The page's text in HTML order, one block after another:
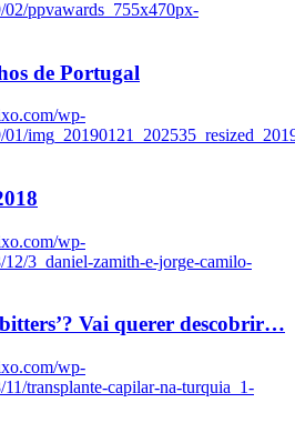
02/ppvawards_755x470px-
de Portugal
wp-
01/
wp-
12/3_daniel-zamith-e-jorge-camilo-
Vai querer descobrir…
wp-
transplante-capilar-na-turquia_1-